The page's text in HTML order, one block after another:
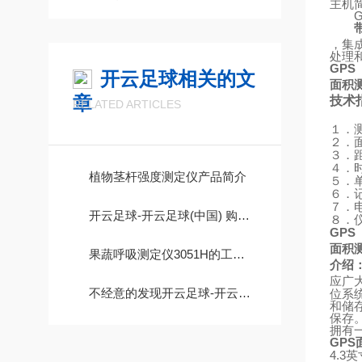
开云足球相关的文
章
RELATED ARTICLES
植物茎杆强度测定仪产品简介
开云足球-开云足球(中国) 购买时你所需要知知道的事情
果蔬呼吸测定仪3051H的工作原理
不经意的发现开云足球-开云足球(中国) 水循环噪音比以前大很多，这是为什么呢?
主机
，集
处理
GPS
面积
技术
１．
２．
３．
４．
５．
６．
７．
８．
GPS
面积
介绍
应广
位系
和储
保存
拥有
GPS
4.3英